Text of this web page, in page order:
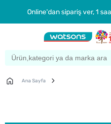
Online'dan sipariş ver, 1
Ana Sayfa